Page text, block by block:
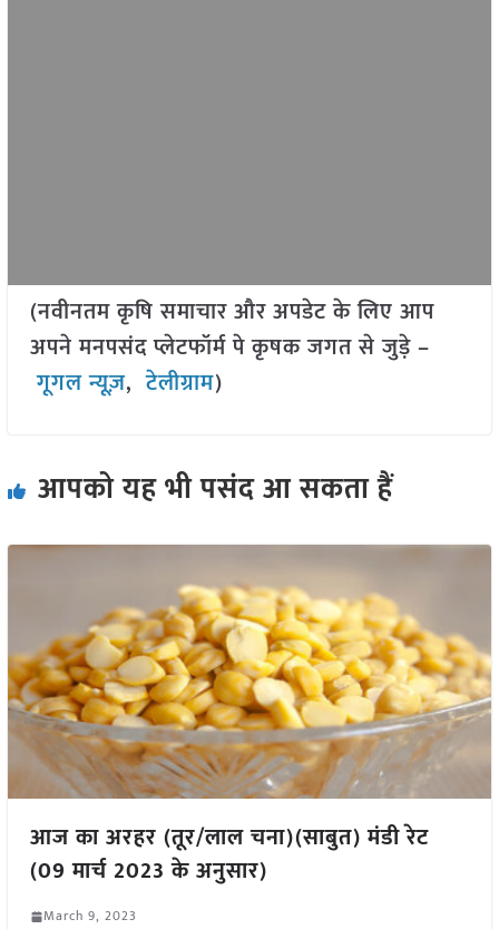
(नवीनतम कृषि समाचार और अपडेट के लिए आप
अपने मनपसंद प्लेटफॉर्म पे कृषक जगत से जुड़े –
गूगल न्यूज़,टेलीग्राम)
आपको यह भी पसंद आ सकता हैं
आज का अरहर (तूर/लाल चना)(साबुत) मंडी रेट
(09 मार्च 2023 के अनुसार)
March 9, 2023